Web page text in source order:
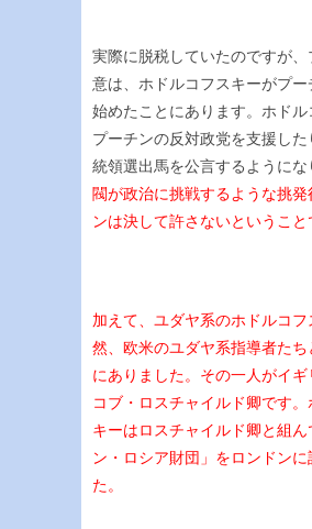
実際に脱税していたのですが、
意は、ホドルコフスキーがプー
始めたことにあります。ホドル
プーチンの反対政党を支援し
統領選出馬を公言するようにな
閥が政治に挑戦するような挑発
ンは決して許さないということ
加えて、ユダヤ系のホドルコフ
然、欧米のユダヤ系指導者た
にありました。その一人がイギ
コブ・ロスチャイルド卿です。
キーはロスチャイルド卿と組
ン・ロシア財団」をロンドンに
た。